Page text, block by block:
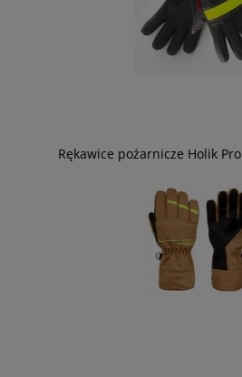
Rękawice pożarnicze Holik